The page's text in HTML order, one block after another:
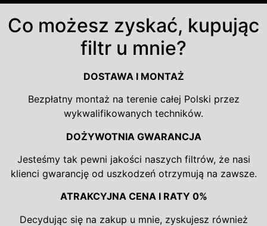
Co możesz zyskać, kupując
filtr u mnie?
DOSTAWA I MONTAŻ
Bezpłatny montaż na terenie całej Polski przez
wykwalifikowanych techników.
DOŻYWOTNIA GWARANCJA
Jesteśmy tak pewni jakości naszych filtrów, że nasi
klienci gwarancję od uszkodzeń otrzymują na zawsze.
ATRAKCYJNA CENA I RATY 0%
Decydując się na zakup u mnie, zyskujesz również